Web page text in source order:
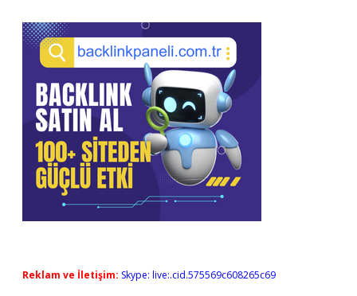
Reklam ve İletişim: Skype: live:.cid.575569c608265c69